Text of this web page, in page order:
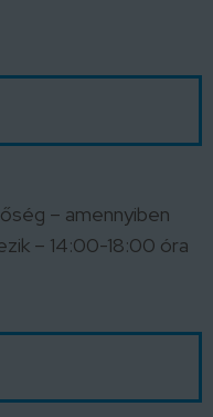
– amennyiben
– 14:00-18:00 óra